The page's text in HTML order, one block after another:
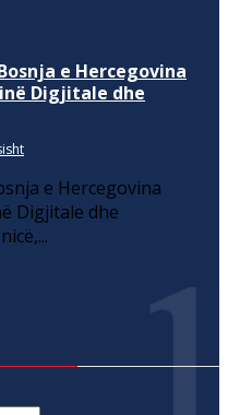
e Hercegovina
Digjitale dhe
e Hercegovina
Digjitale dhe